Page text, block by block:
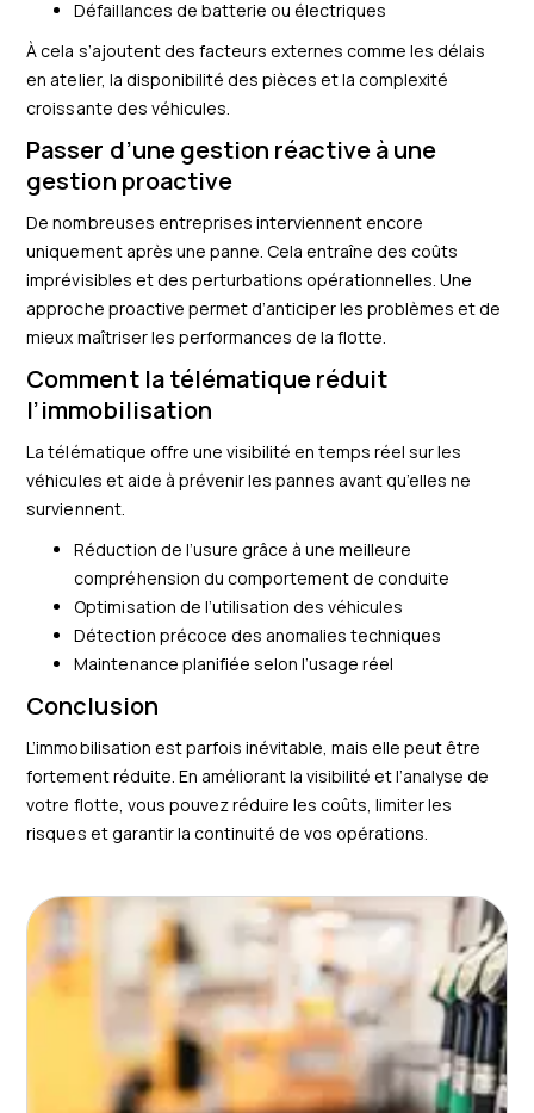
Défaillances de batterie ou électriques
À cela s’ajoutent des facteurs externes comme les délais
en atelier, la disponibilité des pièces et la complexité
croissante des véhicules.
Passer d’une gestion réactive à une
gestion proactive
De nombreuses entreprises interviennent encore
uniquement après une panne. Cela entraîne des coûts
imprévisibles et des perturbations opérationnelles. Une
approche proactive permet d’anticiper les problèmes et de
mieux maîtriser les performances de la flotte.
Comment la télématique réduit
l’immobilisation
La télématique offre une visibilité en temps réel sur les
véhicules et aide à prévenir les pannes avant qu’elles ne
surviennent.
Réduction de l’usure grâce à une meilleure
compréhension du comportement de conduite
Optimisation de l’utilisation des véhicules
Détection précoce des anomalies techniques
Maintenance planifiée selon l’usage réel
Conclusion
L’immobilisation est parfois inévitable, mais elle peut être
fortement réduite. En améliorant la visibilité et l’analyse de
votre flotte, vous pouvez réduire les coûts, limiter les
risques et garantir la continuité de vos opérations.